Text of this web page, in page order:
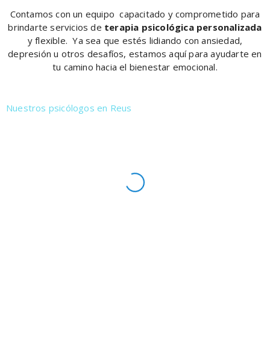
Contamos con un equipo capacitado y comprometido para
brindarte servicios de terapia psicológica personalizada
y flexible. Ya sea que estés lidiando con ansiedad,
depresión u otros desafíos, estamos aquí para ayudarte en
tu camino hacia el bienestar emocional.
Nuestros psicólogos en Reus